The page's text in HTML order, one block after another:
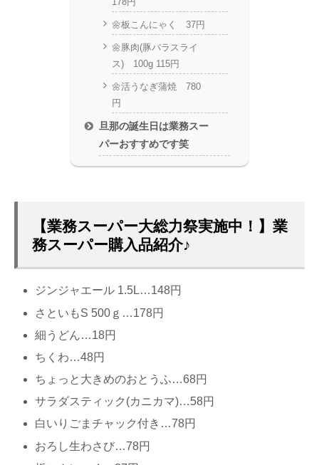
🌼板こんにゃく 37円
🌼豚肉(豚バラスライ
ス) 100g 115円
🌼活うなぎ蒲焼 780
円
旦那の誕生日は業務スー
パーおすすめです笑
【業務スーパー大総力祭実施中！】業
務スーパー購入品紹介♪
ジンジャエール 1.5L…148円
さといもS 500ｇ…178円
細うどん…18円
ちくわ…48円
ちょっと大きめのおとうふ…68円
サラダスティック(カニカマ)…58円
白いりごまチャック付き…78円
おろし生わさび…78円